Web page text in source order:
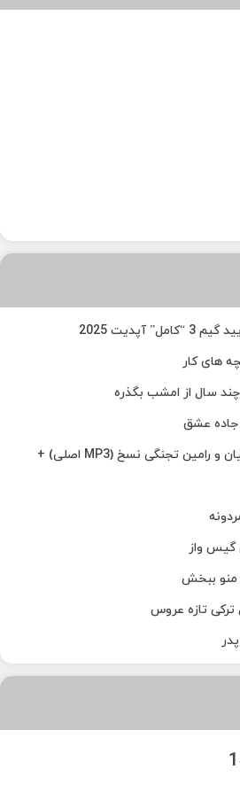
آپدیت 2025
های کار
چند سال از امشب بگذره
جاده عشق
دانلود آهنگ مسعود جلیلیان و رامین تجنگی نسخ (MP3 اصلی) +
گیس واز
منو ببخش
ترکی تازه عروس